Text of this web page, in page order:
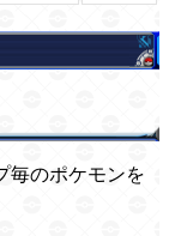
毎のポケモンを